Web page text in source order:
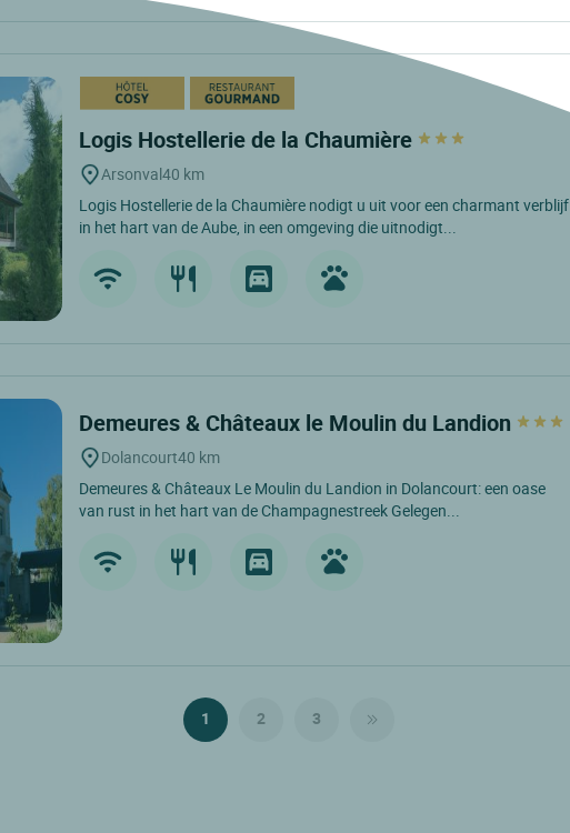
Logis Hostellerie de la Chaumière
Arsonval40 km
Logis Hostellerie de la Chaumière nodigt u uit voor een charmant verblijf
in het hart van de Aube, in een omgeving die uitnodigt...
Demeures & Châteaux le Moulin du Landion
Dolancourt40 km
Demeures & Châteaux Le Moulin du Landion in Dolancourt: een oase
van rust in het hart van de Champagnestreek Gelegen...
1 2 3